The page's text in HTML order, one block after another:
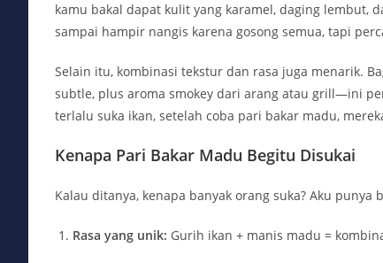
kamu bakal dapat kulit yang karamel, daging lembut,
sampai hampir nangis karena gosong semua, tapi
Selain itu, kombinasi tekstur dan rasa juga menarik.
subtle, plus aroma smokey dari arang atau grill—ini
terlalu suka ikan, setelah coba pari bakar madu,
Kenapa Pari Bakar Madu Begitu Disukai
Kalau ditanya, kenapa banyak orang suka? Aku punya
Rasa yang unik: Gurih ikan + manis madu =